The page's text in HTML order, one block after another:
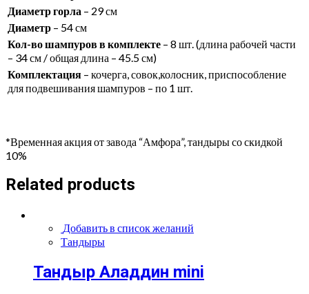
Диаметр горла – 29 см
Диаметр – 54 см
Кол-во шампуров в комплекте – 8 шт. (длина рабочей части
– 34 см / общая длина – 45.5 см)
Комплектация – кочерга, совок,колосник, приспособление
для подвешивания шампуров – по 1 шт.
*Временная акция от завода “Амфора”, тандыры со скидкой
10%
Related products
Добавить в список желаний
Тандыры
Тандыр Аладдин mini